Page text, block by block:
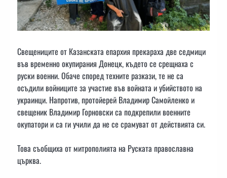
Свещениците от Казанската епархия прекараха две седмици
във временно окупирания Донецк, където се срещнаха с
руски военни. Обаче според техните разкази, те не са
осъдили войниците за участие във войната и убийството на
украинци. Напротив, протойерей Владимир Самойленко и
свещеник Владимир Горновски са подкрепили военните
окупатори и са ги учили да не се срамуват от действията си.
Това съобщиха от митрополията на Руската православна
църква.